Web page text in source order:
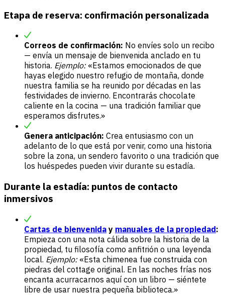
Etapa de reserva: confirmación personalizada
Correos de confirmación: No envíes solo un recibo
— envía un mensaje de bienvenida anclado en tu
historia. Ejemplo: «Estamos emocionados de que
hayas elegido nuestro refugio de montaña, donde
nuestra familia se ha reunido por décadas en las
festividades de invierno. Encontrarás chocolate
caliente en la cocina — una tradición familiar que
esperamos disfrutes.»
Genera anticipación: Crea entusiasmo con un
adelanto de lo que está por venir, como una historia
sobre la zona, un sendero favorito o una tradición que
los huéspedes pueden vivir durante su estadía.
Durante la estadía: puntos de contacto
inmersivos
Cartas de bienvenida y manuales de la propiedad:
Empieza con una nota cálida sobre la historia de la
propiedad, tu filosofía como anfitrión o una leyenda
local. Ejemplo: «Esta chimenea fue construida con
piedras del cottage original. En las noches frías nos
encanta acurracarnos aquí con un libro — siéntete
libre de usar nuestra pequeña biblioteca.»